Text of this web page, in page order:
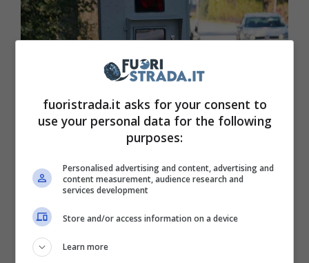
Autovelox nuovi in Sicilia (Pixabay) – Fuoristrada.it
Per quello che riguarda il 31 maggio, essi
saranno posizionati sull’Autostrada A20, che
collega le città di Messina a quella di Palermo,
chilometro, come negli altri che vi
fuoristrada.it asks for your consent to
use your personal data for the following
purposes:
Personalised advertising and content, advertising and
content measurement, audience research and
services development
Store and/or access information on a device
Learn more